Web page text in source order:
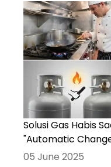
Solusi Gas Habis
"Automatic
05 June 2025